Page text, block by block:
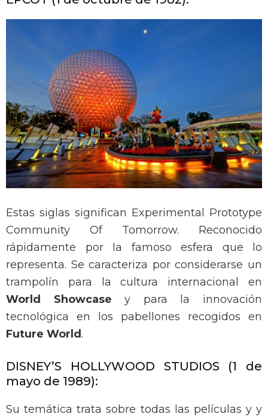
Estas siglas significan Experimental Prototype
Community Of Tomorrow. Reconocido
rápidamente por la famoso esfera que lo
representa. Se caracteriza por considerarse un
trampolín para la cultura internacional en
World Showcase y para la innovación
tecnológica en los pabellones recogidos en
Future World .
DISNEY’S HOLLYWOOD STUDIOS (1 de
mayo de 1989):
Su temática trata sobre todas las películas y y